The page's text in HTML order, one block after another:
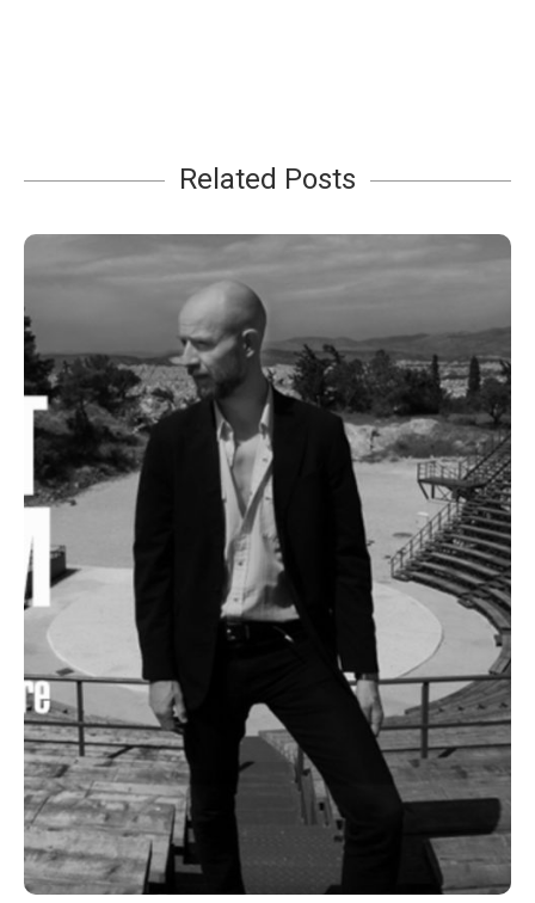
Related Posts